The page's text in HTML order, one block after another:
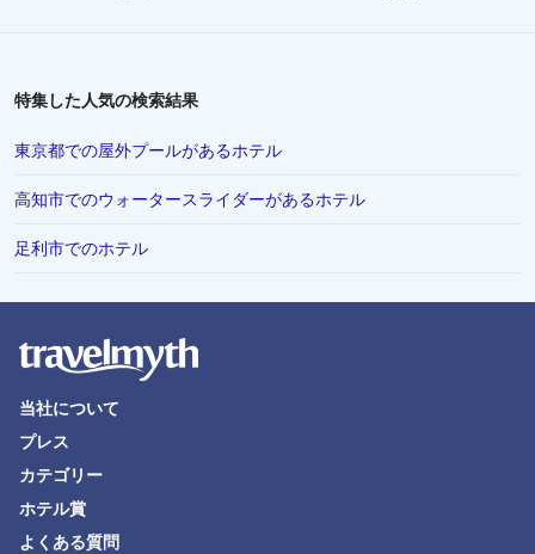
蒲郡市でのホテル
三島市でのホテル
岐阜市でのホテル
つくば市でのホテル
山形県でのホテル
調布市でのホテル
舞鶴市でのホテル
特集した人気の検索結果
東京都での屋外プールがあるホテル
高知市でのウォータースライダーがあるホテル
足利市でのホテル
当社について
プレス
カテゴリー
ホテル賞
よくある質問